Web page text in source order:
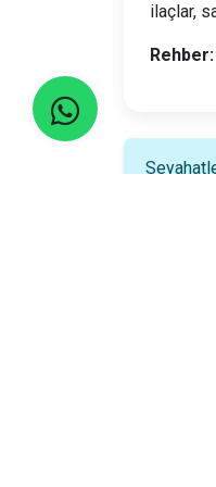
ilaçlar,
Rehber: